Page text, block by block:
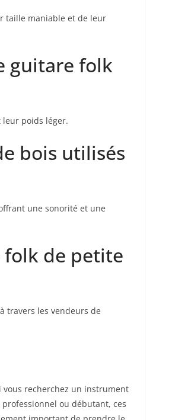
taille maniable et de leur
guitare folk
leur‌ poids léger.
bois utilisés
⁤une sonorité et une
folk de petite
travers les vendeurs de
recherchez un⁣ instrument
ou débutant, ces